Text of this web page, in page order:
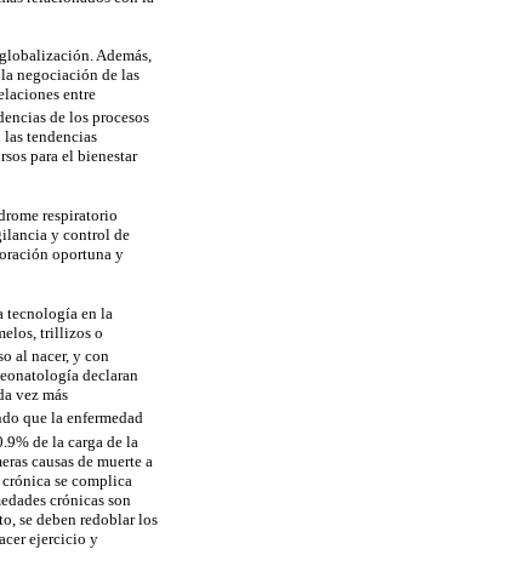
Además,
negociación de las
entre
de los procesos
tendencias
para el bienestar
respiratorio
y control de
oportuna y
tecnología en la
trillizos o
al nacer, y con
declaran
vez más
que la enfermedad
de la carga de la
causas de muerte a
se complica
crónicas son
se deben redoblar los
ejercicio y